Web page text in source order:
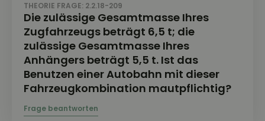
THEORIE FRAGE: 2.2.18-209
Die zulässige Gesamtmasse Ihres
Zugfahrzeugs beträgt 6,5 t; die
zulässige Gesamtmasse Ihres
Anhängers beträgt 5,5 t. Ist das
Benutzen einer Autobahn mit dieser
Fahrzeugkombination mautpflichtig?